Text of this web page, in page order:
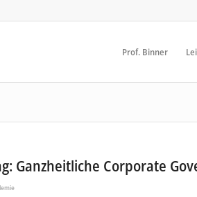
Prof. Binner
Ganzheitliche Corporate